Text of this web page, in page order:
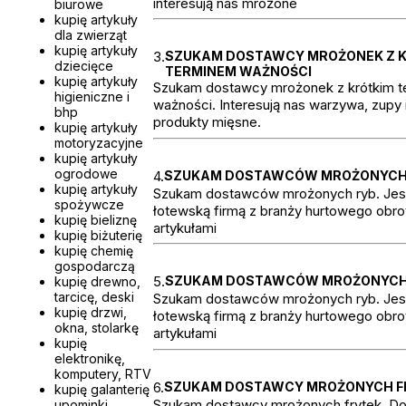
biurowe
kupię artykuły
dla zwierząt
kupię artykuły
dziecięce
kupię artykuły
higieniczne i
bhp
kupię artykuły
motoryzacyjne
kupię artykuły
ogrodowe
kupię artykuły
spożywcze
kupię bieliznę
kupię biżuterię
kupię chemię
gospodarczą
kupię drewno,
tarcicę, deski
kupię drzwi,
okna, stolarkę
kupię
elektronikę,
komputery, RTV
kupię galanterię
3.SZUKAM DOSTAWCY MROŻONEK Z
TERMINEM WAŻNOŚCI
Szukam dostawcy mrożonek z krótkim
ważności. Interesują nas warzywa, zupy
produkty mięsne.
4.SZUKAM DOSTAWCÓW
Szukam dostawców mrożonych ryb.
łotewską firmą z branży hurtowego
artykułami
5.SZUKAM DOSTAWCÓW
Szukam dostawców mrożonych ryb.
łotewską firmą z branży hurtowego
artykułami
6.SZUKAM DOSTAWCY MROŻONYCH